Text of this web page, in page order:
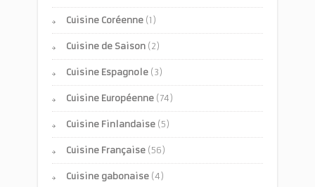
Cuisine Coréenne (1)
Cuisine de Saison (2)
Cuisine Espagnole (3)
Cuisine Européenne (74)
Cuisine Finlandaise (5)
Cuisine Française (56)
Cuisine gabonaise (4)